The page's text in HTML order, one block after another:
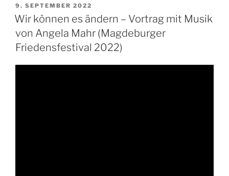
VERÖFFENTLICHT
AM
9. SEPTEMBER 2022
Wir können es ändern – Vortrag mit Musik
von Angela Mahr (Magdeburger
Friedensfestival 2022)